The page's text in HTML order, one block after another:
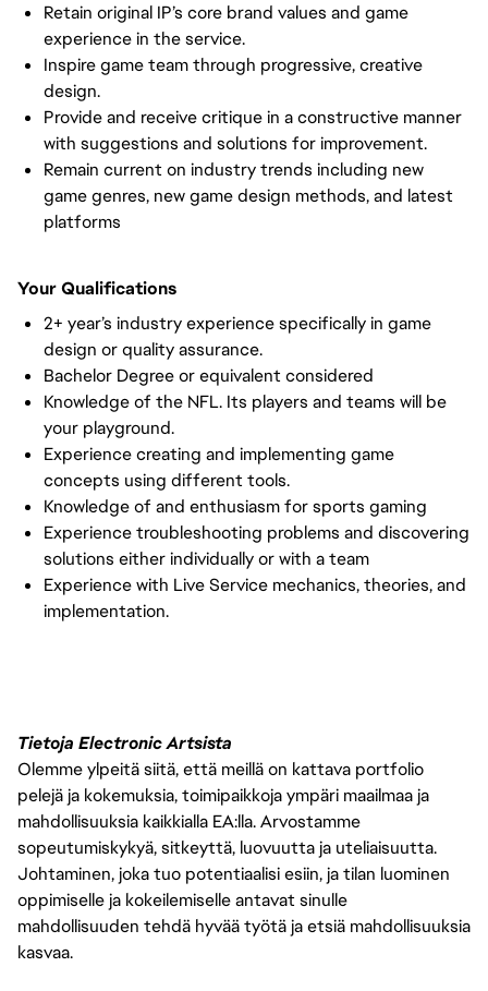
Retain original IP’s core brand values and game
experience in the service.
Inspire game team through progressive, creative
design.
Provide and receive critique in a constructive manner
with suggestions and solutions for improvement.
Remain current on industry trends including new
game genres, new game design methods, and latest
platforms
Your Qualifications
2+ year’s industry experience specifically in game
design or quality assurance.
Bachelor Degree or equivalent considered
Knowledge of the NFL. Its players and teams will be
your playground.
Experience creating and implementing game
concepts using different tools.
Knowledge of and enthusiasm for sports gaming
Experience troubleshooting problems and discovering
solutions either individually or with a team
Experience with Live Service mechanics, theories, and
implementation.
Tietoja Electronic Artsista
Olemme ylpeitä siitä, että meillä on kattava portfolio
pelejä ja kokemuksia, toimipaikkoja ympäri maailmaa ja
mahdollisuuksia kaikkialla EA:lla. Arvostamme
sopeutumiskykyä, sitkeyttä, luovuutta ja uteliaisuutta.
Johtaminen, joka tuo potentiaalisi esiin, ja tilan luominen
oppimiselle ja kokeilemiselle antavat sinulle
mahdollisuuden tehdä hyvää työtä ja etsiä mahdollisuuksia
kasvaa.